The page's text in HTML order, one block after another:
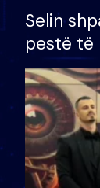
Selin
pestë të
çmimin